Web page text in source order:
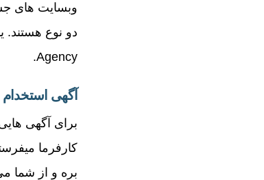
Agency.
آگهی
برای آگهی
کارفرما
بره و از شما